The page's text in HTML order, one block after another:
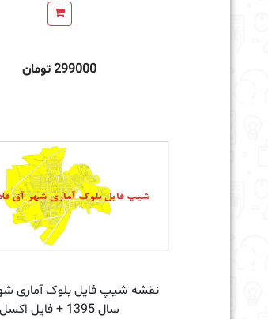
299000 تومان
نقشه شیپ فایل بلوک آماری
سال 1395 + فايل اكسل